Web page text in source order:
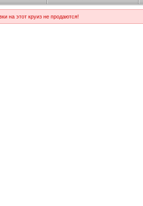
на этот круиз не продаются!